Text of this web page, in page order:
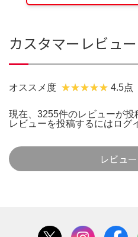
カスタマーレビュー
オススメ度 4.5点
現在、3255件のレビューが投
レビューを投稿するには ログ
レビュ